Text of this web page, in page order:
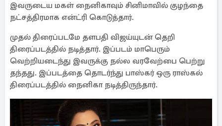
இவருடைய மகள் நைனிகாவும் சினிமாவில் குழந்தை
நட்சத்திரமாக என்ட்ரி கொடுத்தார்.
முதல் திரைப்படமே தளபதி விஜய்யுடன் தெறி
திரைப்படத்தில் நடித்தார். இப்படம் மாபெரும்
வெற்றியடைந்து இவருக்கு நல்ல வரவேற்பை பெற்று
தந்தது. இப்படத்தை தொடர்ந்து பாஸ்கர் ஒரு ராஸ்கல்
திரைப்படத்தில் நைனிகா நடித்திருந்தார்.